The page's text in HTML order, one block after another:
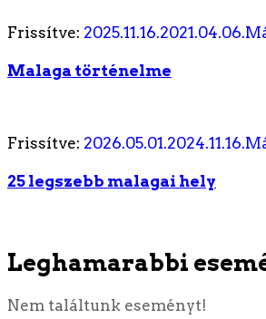
Frissítve: 2025.11.16.2021.04.06.
Malaga történelme
Frissítve: 2026.05.01.2024.11.16.
25 legszebb malagai hely
Leghamarabbi
Nem találtunk eseményt!